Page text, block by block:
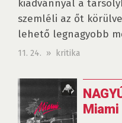
kiadvánnyal a
szemléli az őt
lehető legnagyobb
11. 24. » kritika
Miami